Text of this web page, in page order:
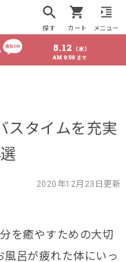
探す カート メニュー
スタイムを充実
2020年12月23日更新
を癒やすための大切
呂が疲れた体にいっ